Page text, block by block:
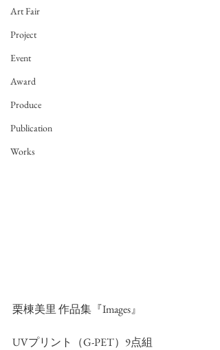
Art Fair
Project
Event
Award
Produce
Publication
Works
栗棟美里 作品集『Images』
UVプリント（G-PET）9点組